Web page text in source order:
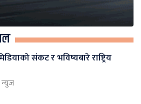
संकट र भविष्यबारे राष्ट्रिय